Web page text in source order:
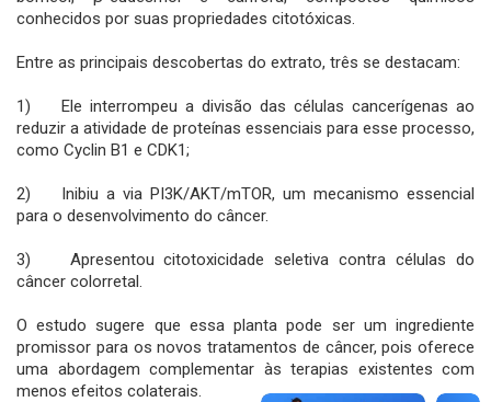
conhecidos por suas propriedades citotóxicas.
Entre as principais descobertas do extrato, três se destacam:
1) Ele interrompeu a divisão das células cancerígenas ao
reduzir a atividade de proteínas essenciais para esse processo,
como Cyclin B1 e CDK1;
2) Inibiu a via PI3K/AKT/mTOR, um mecanismo essencial
para o desenvolvimento do câncer.
3) Apresentou citotoxicidade seletiva contra células do
câncer colorretal.
O estudo sugere que essa planta pode ser um ingrediente
promissor para os novos tratamentos de câncer, pois oferece
uma abordagem complementar às terapias existentes com
menos efeitos colaterais.